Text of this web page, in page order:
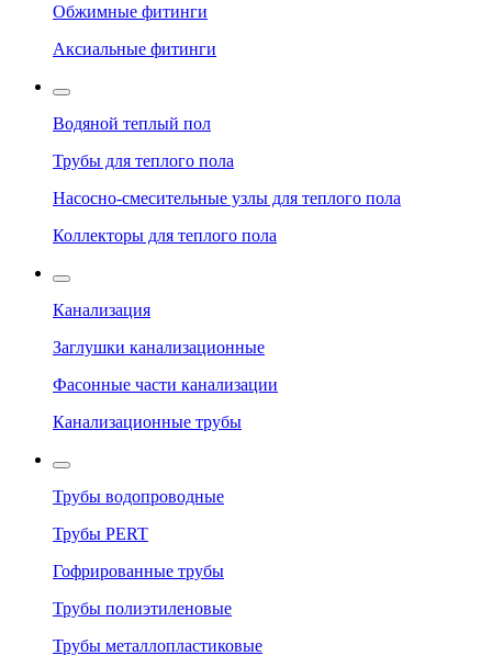
Обжимные фитинги
Аксиальные фитинги
Водяной теплый пол
Трубы для теплого пола
Насосно-смесительные узлы для теплого пола
Коллекторы для теплого пола
Канализация
Заглушки канализационные
Фасонные части канализации
Канализационные трубы
Трубы водопроводные
Трубы PERT
Гофрированные трубы
Трубы полиэтиленовые
Трубы металлопластиковые